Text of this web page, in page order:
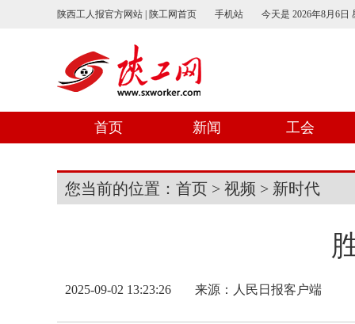
陕西工人报官方网站 | 陕工网首页 手机站 今天是 2026年8月6日
首页 新闻 工会
您当前的位置： 首页 > 视频 > 新时代
2025-09-02 13:23:26 来源：人民日报客户端